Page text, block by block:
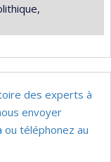
des experts à
envoyer
ou téléphonez au